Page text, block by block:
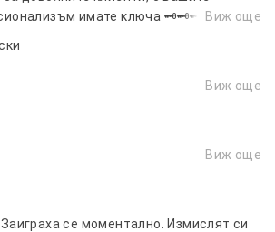
имате ключа 🗝🗝🗝
Виж още
Виж още
Виж още
се моментално. Измислят си